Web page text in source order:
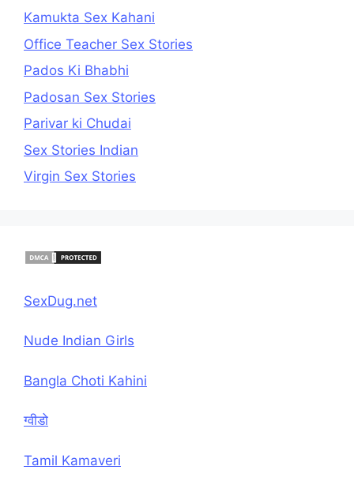
Kamukta Sex Kahani
Office Teacher Sex Stories
Pados Ki Bhabhi
Padosan Sex Stories
Parivar ki Chudai
Sex Stories Indian
Virgin Sex Stories
SexDug.net
Nude Indian Girls
Bangla Choti Kahini
ग्वीडो
Tamil Kamaveri